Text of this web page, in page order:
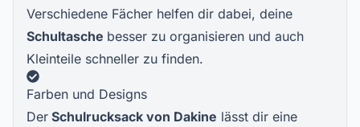
Verschiedene Fächer helfen dir dabei, deine
Schultasche besser zu organisieren und auch
Kleinteile schneller zu finden.
Farben und Designs
Der Schulrucksack von Dakine lässt dir eine